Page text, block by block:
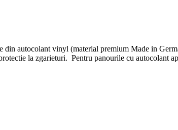
din autocolant vinyl (material premium Made in
la zgarieturi. Pentru panourile cu